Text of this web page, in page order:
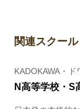
関連スクール
KADOKAWA・
N高等学校・S